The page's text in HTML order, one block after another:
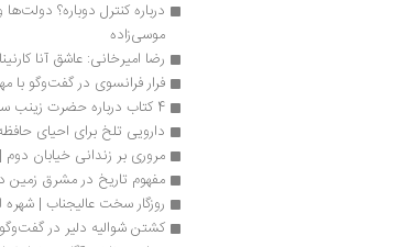
موسی‌زاده
رضا امیرخانی: عاشق آنا
فرار فرانسوی در گفت‌وگو با
4 کتاب درباره حضرت زینب سلام‌الله علیها
دارویی تلخ برای احیای
مروری بر زندانی خیابان
مفهوم تاریخ در مشرق
روزگار سخت عالیجناب |
کشتن شوالیه دلیر در